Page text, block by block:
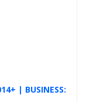
| BUSINESS: